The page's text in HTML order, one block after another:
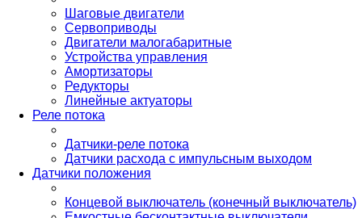
Шаговые двигатели
Сервоприводы
Двигатели малогабаритные
Устройства управления
Амортизаторы
Редукторы
Линейные актуаторы
Реле потока
Датчики-реле потока
Датчики расхода с импульсным выходом
Датчики положения
Концевой выключатель (конечный выключатель)